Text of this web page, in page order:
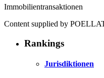
Immobilientransaktionen
Content supplied by
Rankings
Jurisdiktionen